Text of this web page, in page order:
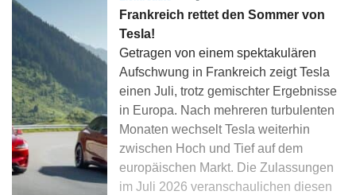
Frankreich rettet den Sommer von
Tesla!
Getragen von einem spektakulären
Aufschwung in Frankreich zeigt Tesla
einen Juli, trotz gemischter Ergebnisse
in Europa. Nach mehreren turbulenten
Monaten wechselt Tesla weiterhin
zwischen Hoch und Tief auf dem
europäischen Markt. Die Zulassungen
im Juli 2026 veranschaulichen diesen